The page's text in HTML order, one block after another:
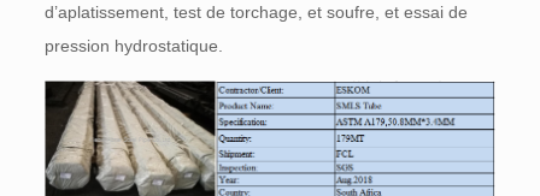
d’aplatissement, test de torchage, et soufre, et essai de
pression hydrostatique.